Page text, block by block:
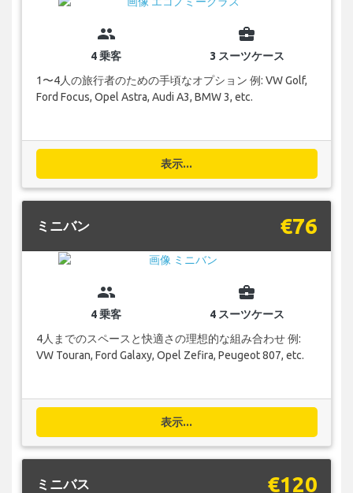
group
4 乗客
business_center
3 スーツケース
1〜4人の旅行者のための手頃なオプション 例: VW Golf,
Ford Focus, Opel Astra, Audi A3, BMW 3, etc.
表示...
ミニバン €76
group
4 乗客
business_center
4 スーツケース
4人までのスペースと快適さの理想的な組み合わせ 例:
VW Touran, Ford Galaxy, Opel Zefira, Peugeot 807, etc.
表示...
ミニバス €120